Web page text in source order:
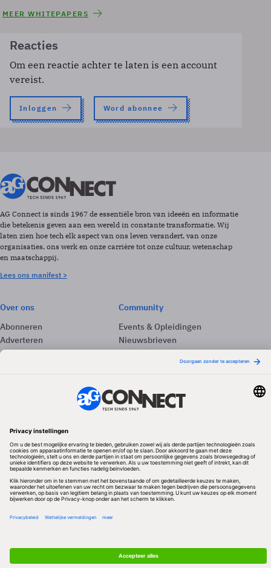
MEER WHITEPAPERS
Reacties
Om een reactie achter te laten is een account
vereist.
Inloggen Word abonnee
AG Connect is sinds 1967 de essentiële bron van ideeën en informatie
die betekenis geven aan een wereld in constante transformatie. Wij
laten zien hoe tech elk aspect van ons leven verandert, van onze
organisaties, ons werk en onze carrière tot onze cultuur, wetenschap
en maatschappij.
Lees ons manifest >
Over ons
Abonneren
Adverteren
Contact
Community
Events & Opleidingen
Nieuwsbrieven
Vacatures
Redactionele partner